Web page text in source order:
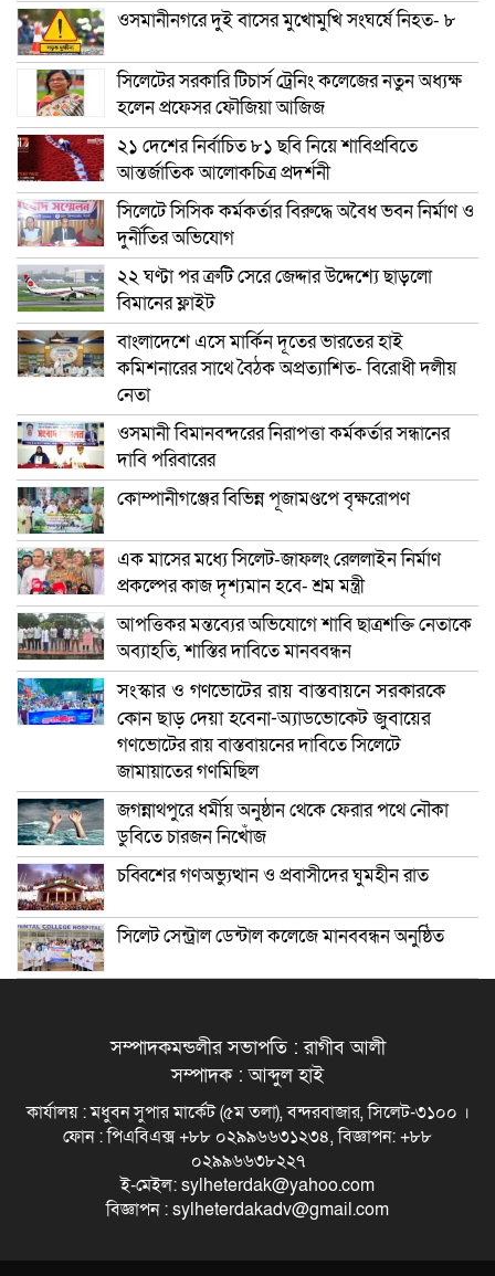
ওসমানীনগরে দুই বাসের মুখোমুখি সংঘর্ষে নিহত- ৮
সিলেটের সরকারি টিচার্স ট্রেনিং কলেজের নতুন অধ্যক্ষ
হলেন প্রফেসর ফৌজিয়া আজিজ
২১ দেশের নির্বাচিত ৮১ ছবি নিয়ে শাবিপ্রবিতে
আন্তর্জাতিক আলোকচিত্র প্রদর্শনী
সিলেটে সিসিক কর্মকর্তার বিরুদ্ধে অবৈধ ভবন নির্মাণ ও
দুর্নীতির অভিযোগ
২২ ঘণ্টা পর ত্রুটি সেরে জেদ্দার উদ্দেশ্যে ছাড়লো
বিমানের ফ্লাইট
বাংলাদেশে এসে মার্কিন দূতের ভারতের হাই
কমিশনারের সাথে বৈঠক অপ্রত্যাশিত- বিরোধী দলীয়
নেতা
ওসমানী বিমানবন্দরের নিরাপত্তা কর্মকর্তার সন্ধানের
দাবি পরিবারের
কোম্পানীগঞ্জের বিভিন্ন পূজামণ্ডপে বৃক্ষরোপণ
এক মাসের মধ্যে সিলেট-জাফলং রেললাইন নির্মাণ
প্রকল্পের কাজ দৃশ্যমান হবে- শ্রম মন্ত্রী
আপত্তিকর মন্তব্যের অভিযোগে শাবি ছাত্রশক্তি নেতাকে
অব্যাহতি, শাস্তির দাবিতে মানববন্ধন
সংস্কার ও গণভোটের রায় বাস্তবায়নে সরকারকে
কোন ছাড় দেয়া হবেনা-অ্যাডভোকেট জুবায়ের
গণভোটের রায় বাস্তবায়নের দাবিতে সিলেটে
জামায়াতের গণমিছিল
জগন্নাথপুরে ধর্মীয় অনুষ্ঠান থেকে ফেরার পথে নৌকা
ডুবিতে চারজন নিখোঁজ
চব্বিশের গণঅভ্যুত্থান ও প্রবাসীদের ঘুমহীন রাত
সিলেট সেন্ট্রাল ডেন্টাল কলেজে মানববন্ধন অনুষ্ঠিত
সম্পাদকমন্ডলীর সভাপতি : রাগীব আলী
সম্পাদক : আব্দুল হাই
কার্যালয় : মধুবন সুপার মার্কেট (৫ম তলা), বন্দরবাজার, সিলেট-৩১০০ ।
ফোন : পিএবিএক্স +৮৮ ০২৯৯৬৬৩১২৩৪, বিজ্ঞাপন: +৮৮
০২৯৯৬৬৩৮২২৭
ই-মেইল: sylheterdak@yahoo.com
বিজ্ঞাপন : sylheterdakadv@gmail.com